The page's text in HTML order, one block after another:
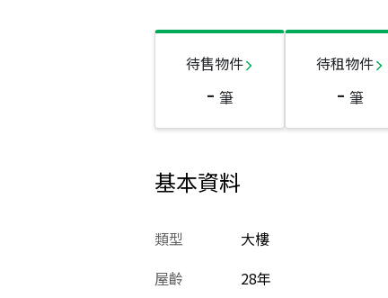
待售物件
- 筆
待租物件
- 筆
基本資料
類型
大樓
屋齡
28年